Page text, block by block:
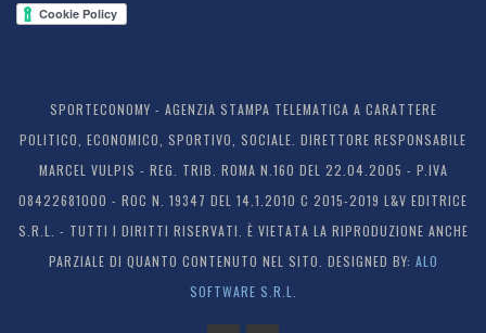
SPORTECONOMY - AGENZIA STAMPA TELEMATICA A CARATTERE
POLITICO, ECONOMICO, SPORTIVO, SOCIALE. DIRETTORE RESPONSABILE
MARCEL VULPIS - REG. TRIB. ROMA N.160 DEL 22.04.2005 - P.IVA
08422681000 - ROC N. 19347 DEL 14.1.2010 C 2015-2019 L&V EDITRICE
S.R.L. - TUTTI I DIRITTI RISERVATI. È VIETATA LA RIPRODUZIONE ANCHE
PARZIALE DI QUANTO CONTENUTO NEL SITO. DESIGNED BY: ALO
SOFTWARE S.R.L.